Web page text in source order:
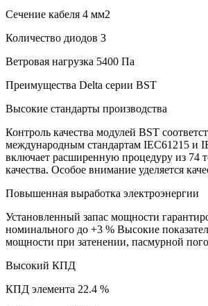
Сечение кабеля 4 мм2
Количество диодов 3
Ветровая нагрузка 5400 Па
Преимущества Delta серии BST
Высокие стандарты производства
Контроль качества модулей BST
международным стандартам IEC61215 и
включает расширенную процедуру из 74
качества. Особое внимание уделяется
Повышенная выработка электроэнергии
Установленный запас мощности
номинального до +3 % Высокие
мощности при затенении, пасмурной
Высокий КПД
КПД элемента 22.4 %